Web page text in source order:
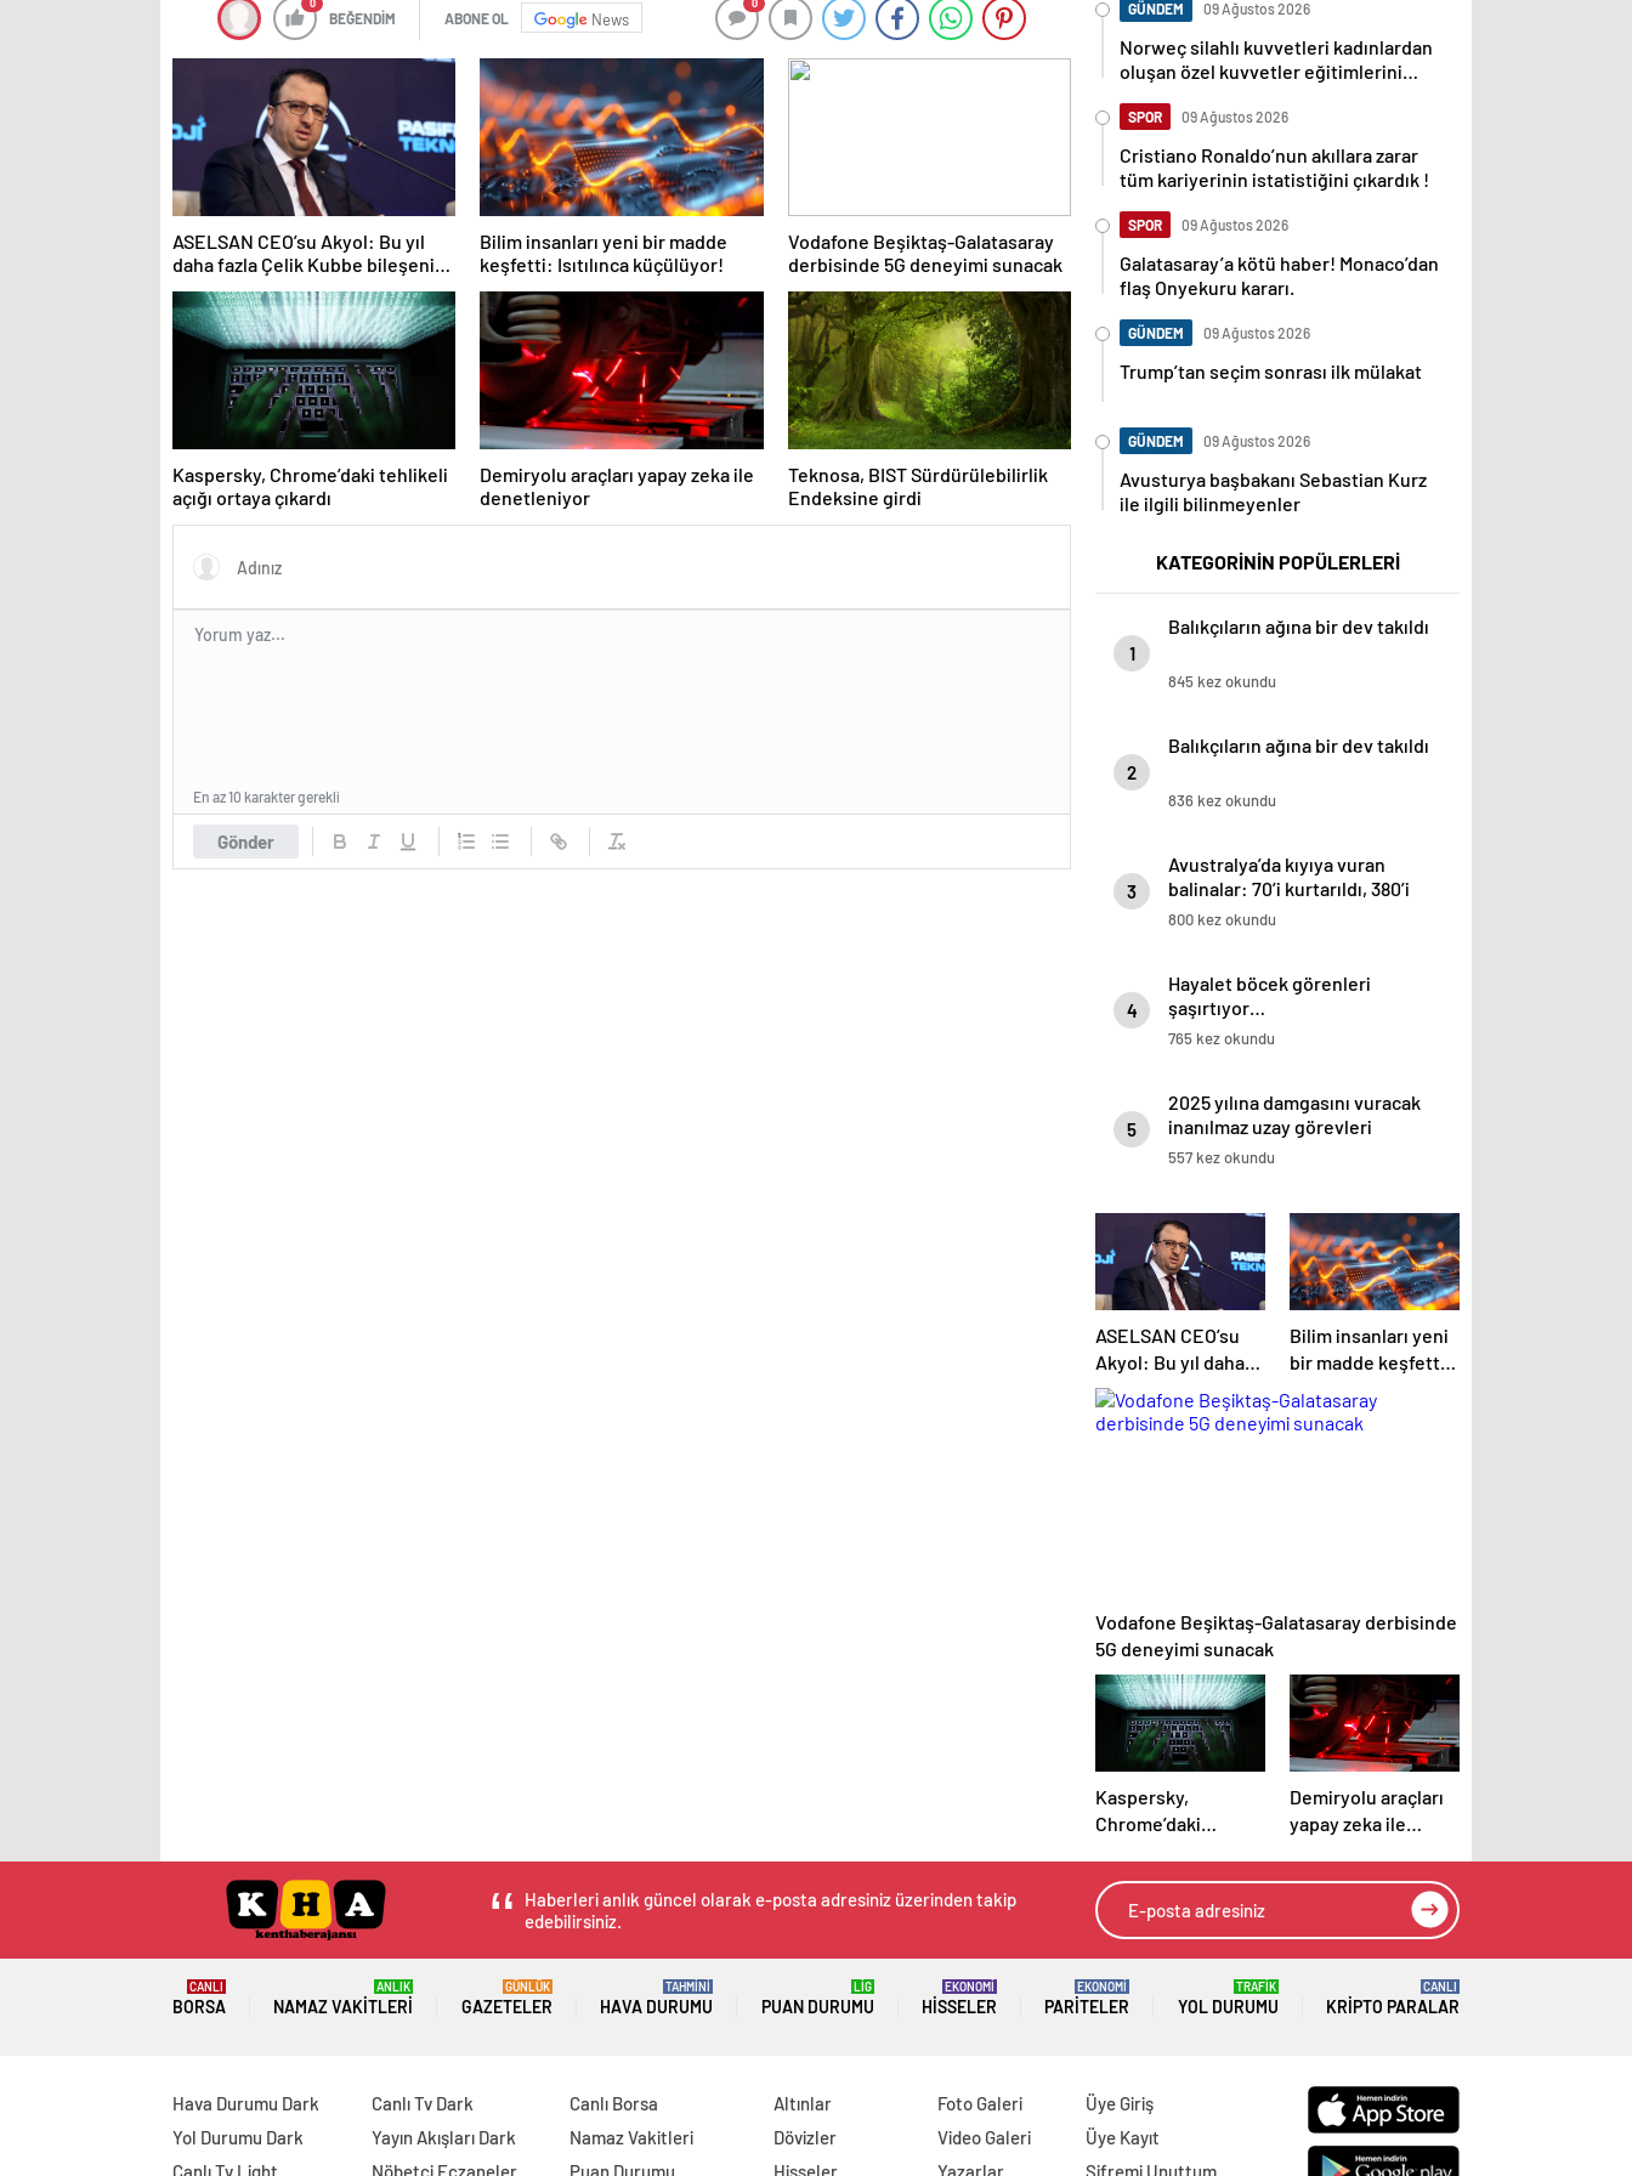
BEĞENDİM ABONE OL News
ASELSAN CEO’su Akyol: Bu yıl
daha fazla Çelik Kubbe bileşenini
envantere vereceğiz
Bilim insanları yeni bir madde
keşfetti: Isıtılınca küçülüyor!
Vodafone Beşiktaş-Galatasaray
derbisinde 5G deneyimi sunacak
Kaspersky, Chrome’daki tehlikeli
açığı ortaya çıkardı
Demiryolu araçları yapay zeka ile
denetleniyor
Teknosa, BIST Sürdürülebilirlik
Endeksine girdi
Gönder
En az 10 karakter gerekli
GÜNDEM 09 Ağustos 2026
Norweç silahlı kuvvetleri kadınlardan
oluşan özel kuvvetler eğitimlerini
SPOR 09 Ağustos 2026
Cristiano Ronaldo’nun akıllara zarar
tüm kariyerinin istatistiğini çıkardık !
SPOR 09 Ağustos 2026
Galatasaray’a kötü haber! Monaco’dan
flaş Onyekuru kararı.
GÜNDEM 09 Ağustos 2026
Trump’tan seçim sonrası ilk mülakat
GÜNDEM 09 Ağustos 2026
Avusturya başbakanı Sebastian Kurz
ile ilgili bilinmeyenler
KATEGORİNİN POPÜLERLERİ
1
Balıkçıların ağına bir dev takıldı
845 kez okundu
2
Balıkçıların ağına bir dev takıldı
836 kez okundu
3
Avustralya’da kıyıya vuran
balinalar: 70’i kurtarıldı, 380’i
öldü
800 kez okundu
4
Hayalet böcek görenleri
şaşırtıyor…
765 kez okundu
5
2025 yılına damgasını vuracak
inanılmaz uzay görevleri
557 kez okundu
ASELSAN CEO’su
Akyol: Bu yıl daha
fazla Çelik Kubbe
bileşenini
Bilim insanları yeni
bir madde keşfetti:
Isıtılınca küçülüyor!
Vodafone Beşiktaş-Galatasaray derbisinde
5G deneyimi sunacak
Kaspersky,
Chrome’daki
ortaya çıkardı
Demiryolu araçları
yapay zeka ile
Haberleri anlık güncel olarak e-posta adresiniz üzerinden takip
edebilirsiniz.
BORSA
CANLI
NAMAZ VAKITLERI
ANLIK
GAZETELER
GÜNLÜK
HAVA DURUMU
TAHMİNİ
PUAN DURUMU
LİG
HISSELER
EKONOMİ
PARITELER
EKONOMİ
YOL DURUMU
TRAFİK
KRIPTO PARALAR
CANLI
Hava Durumu Dark
Yol Durumu Dark
Canlı Tv Light
Canlı Tv Dark
Yayın Akışları Dark
Nöbetçi Eczaneler
Canlı Borsa
Namaz Vakitleri
Puan Durumu
Altınlar
Dövizler
Hisseler
Foto Galeri
Video Galeri
Yazarlar
Üye Giriş
Üye Kayıt
Şifremi Unuttum